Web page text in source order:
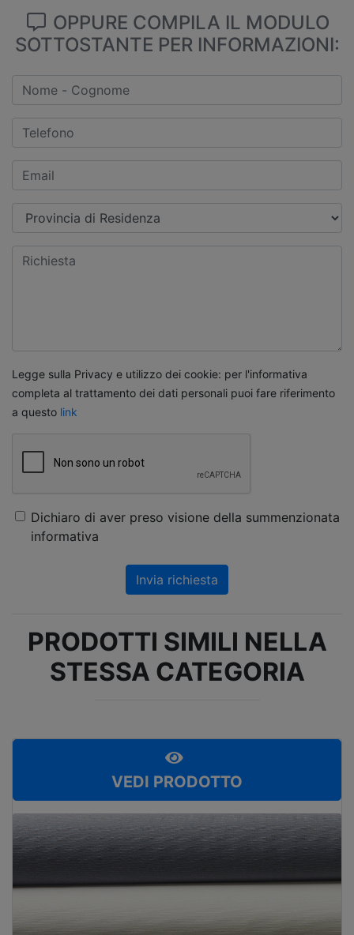
OPPURE COMPILA IL MODULO
SOTTOSTANTE PER INFORMAZIONI:
Legge sulla Privacy e utilizzo dei cookie: per l'informativa
completa al trattamento dei dati personali puoi fare riferimento
a questo link
Dichiaro di aver preso visione della summenzionata
informativa
Invia richiesta
PRODOTTI SIMILI NELLA
STESSA CATEGORIA
VEDI PRODOTTO